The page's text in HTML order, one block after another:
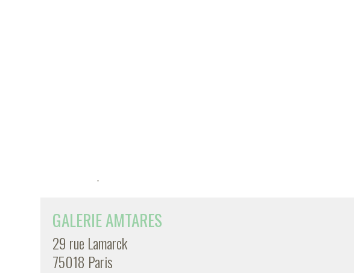
-
GALERIE AMTARES
29 rue Lamarck
75018 Paris